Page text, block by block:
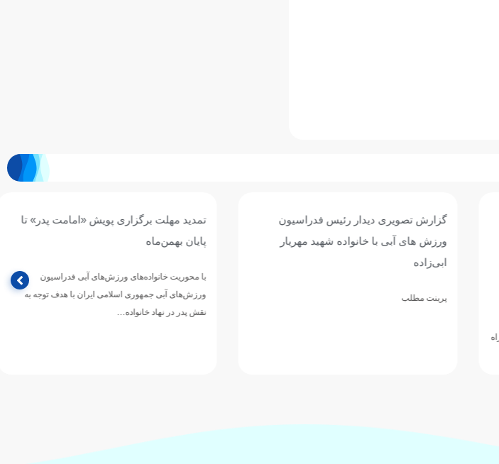
گزارش تصویری دیدار رئیس فدراسیون
ورزش های آبی با خانواده شهید مهریار
ابی‌زاده
پرینت مطلب
تمدید مهلت برگزاری پویش «امامت پدر» تا
پایان بهمن‌ماه
با محوریت خانواده‌های ورزش‌های آبی فدراسیون
ورزش‌های آبی جمهوری اسلامی ایران با هدف توجه به
نقش پدر در نهاد خانواده…